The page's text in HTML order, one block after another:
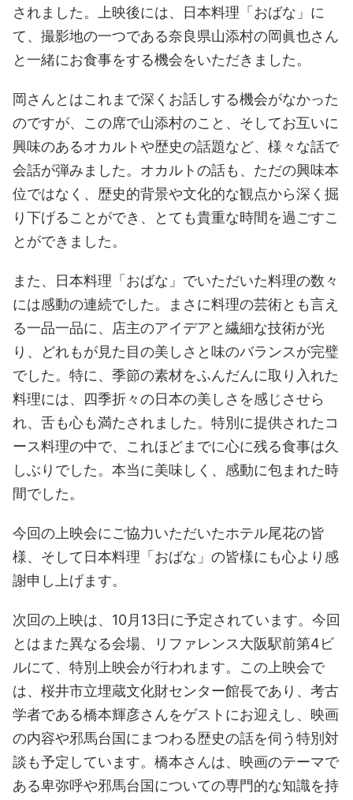
されました。上映後には、日本料理「おばな」に
て、撮影地の一つである奈良県山添村の岡眞也さん
と一緒にお食事をする機会をいただきました。
岡さんとはこれまで深くお話しする機会がなかった
のですが、この席で山添村のこと、そしてお互いに
興味のあるオカルトや歴史の話題など、様々な話で
会話が弾みました。オカルトの話も、ただの興味本
位ではなく、歴史的背景や文化的な観点から深く掘
り下げることができ、とても貴重な時間を過ごすこ
とができました。
また、日本料理「おばな」でいただいた料理の数々
には感動の連続でした。まさに料理の芸術とも言え
る一品一品に、店主のアイデアと繊細な技術が光
り、どれもが見た目の美しさと味のバランスが完璧
でした。特に、季節の素材をふんだんに取り入れた
料理には、四季折々の日本の美しさを感じさせら
れ、舌も心も満たされました。特別に提供されたコ
ース料理の中で、これほどまでに心に残る食事は久
しぶりでした。本当に美味しく、感動に包まれた時
間でした。
今回の上映会にご協力いただいたホテル尾花の皆
様、そして日本料理「おばな」の皆様にも心より感
謝申し上げます。
次回の上映は、10月13日に予定されています。今回
とはまた異なる会場、リファレンス大阪駅前第4ビ
ルにて、特別上映会が行われます。この上映会で
は、桜井市立埋蔵文化財センター館長であり、考古
学者である橋本輝彦さんをゲストにお迎えし、映画
の内容や邪馬台国にまつわる歴史の話を伺う特別対
談も予定しています。橋本さんは、映画のテーマで
ある卑弥呼や邪馬台国についての専門的な知識を持